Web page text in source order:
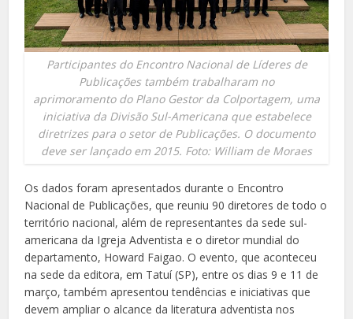
Participantes do Encontro Nacional de Líderes de
Publicações também trabalharam no
aprimoramento do Plano Gestor da Colportagem, uma
iniciativa da Divisão Sul-Americana que estabelece
diretrizes para o setor de Publicações. O documento
deve ser lançado em 2015. Foto: William de Moraes
Os dados foram apresentados durante o Encontro
Nacional de Publicações, que reuniu 90 diretores de todo o
território nacional, além de representantes da sede sul-
americana da Igreja Adventista e o diretor mundial do
departamento, Howard Faigao. O evento, que aconteceu
na sede da editora, em Tatuí (SP), entre os dias 9 e 11 de
março, também apresentou tendências e iniciativas que
devem ampliar o alcance da literatura adventista nos